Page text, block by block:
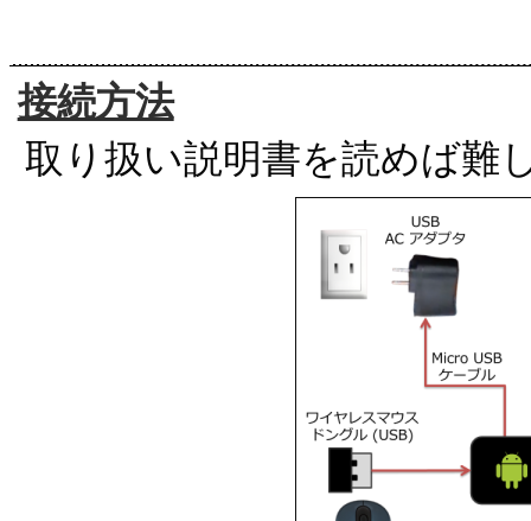
接続方法
取り扱い説明書を読めば難